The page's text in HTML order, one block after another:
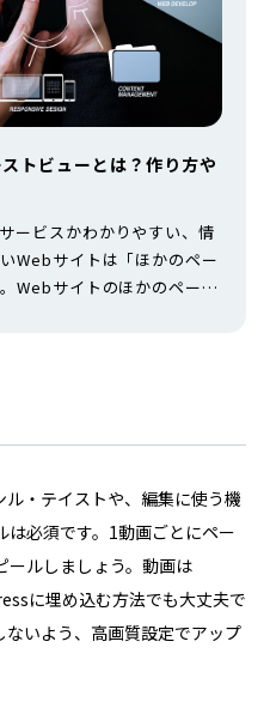
トビューとは？作り方や
ービスかわかりやすい、情
Webサイトは「ほかのペー
Webサイトのほかのページ
ていきます。トップに表示
めの…
・テイストや、編集に使う機
必須です。1動画ごとにペー
ールしましょう。動画は
に埋め込む方法でも大丈夫で
いよう、高画質設定でアップ